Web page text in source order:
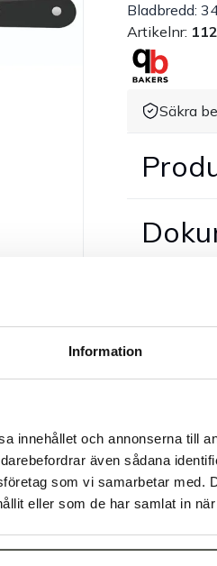
Information
innehållet och annonserna till
även sådana
som vi samarbetar med.
eller som de har samlat in
Bladbredd:
Artikelnr:
Säkra
Välkommen till Bakers!
du som företag eller
Fortsätt